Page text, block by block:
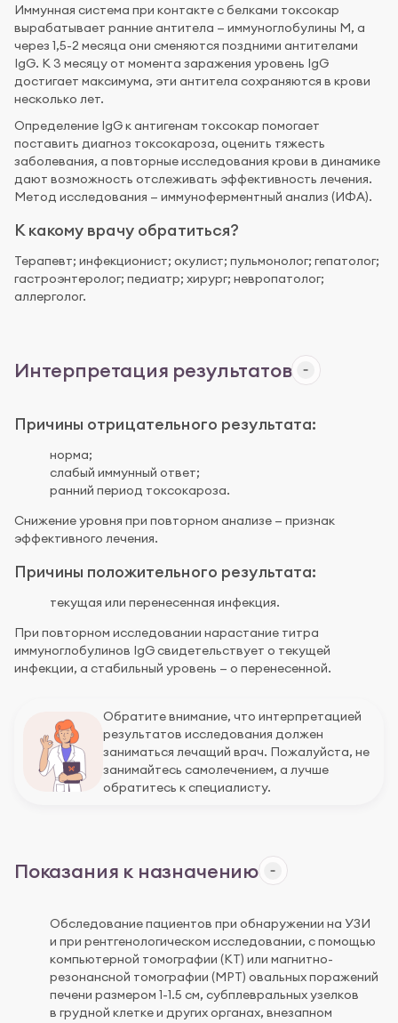
Иммунная система при контакте с белками токсокар
вырабатывает ранние антитела — иммуноглобулины М, а
через 1,5-2 месяца они сменяются поздними антителами
IgG. К 3 месяцу от момента заражения уровень IgG
достигает максимума, эти антитела сохраняются в крови
несколько лет.
Определение IgG к антигенам токсокар помогает
поставить диагноз токсокароза, оценить тяжесть
заболевания, а повторные исследования крови в динамике
дают возможность отслеживать эффективность лечения.
Метод исследования — иммуноферментный анализ (ИФА).
К какому врачу обратиться?
Терапевт; инфекционист; окулист; пульмонолог; гепатолог;
гастроэнтеролог; педиатр; хирург; невропатолог;
аллерголог.
Интерпретация результатов
Причины отрицательного результата:
норма;
слабый иммунный ответ;
ранний период токсокароза.
Снижение уровня при повторном анализе — признак
эффективного лечения.
Причины положительного результата:
текущая или перенесенная инфекция.
При повторном исследовании нарастание титра
иммуноглобулинов IgG свидетельствует о текущей
инфекции, а стабильный уровень — о перенесенной.
Обратите внимание, что интерпретацией
результатов исследования должен
заниматься лечащий врач. Пожалуйста, не
занимайтесь самолечением, а лучше
обратитесь к специалисту.
Показания к назначению
Обследование пациентов при обнаружении на УЗИ
и при рентгенологическом исследовании, с помощью
компьютерной томографии (КТ) или магнитно-
резонансной томографии (МРТ) овальных поражений
печени размером 1-1.5 см, субплевральных узелков
в грудной клетке и других органах, внезапном